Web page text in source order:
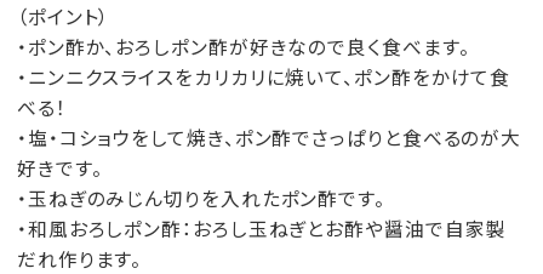
（ポイント）
・ポン酢か、おろしポン酢が好きなので良く食べます。
・ニンニクスライスをカリカリに焼いて、ポン酢をかけて食
べる！
・塩・コショウをして焼き、ポン酢でさっぱりと食べるのが大
好きです。
・玉ねぎのみじん切りを入れたポン酢です。
・和風おろしポン酢：おろし玉ねぎとお酢や醤油で自家製
だれ作ります。